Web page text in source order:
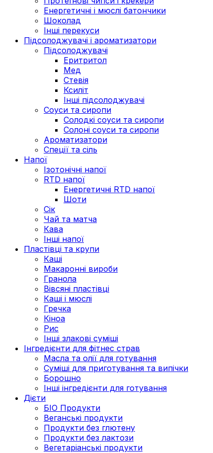
Енергетичні і мюслі батончики
Шоколад
Інші перекуси
Підсолоджувачі і ароматизатори
Підсолоджувачі
Еритритол
Мед
Стевія
Ксиліт
Інші підсолоджувачі
Соуси та сиропи
Солодкі соуси та сиропи
Солоні соуси та сиропи
Ароматизатори
Спеції та сіль
Напої
Ізотонічні напої
RTD напої
Енергетичні RTD напої
Шоти
Сік
Чай та матча
Кава
Інші напої
Пластівці та крупи
Каші
Макаронні вироби
Гранола
Вівсяні пластівці
Каші і мюслі
Гречка
Кіноа
Рис
Інші злакові суміші
Інгредієнти для фітнес страв
Масла та олії для готування
Суміші для приготування та випічки
Борошно
Інші інгредієнти для готування
Дієти
БІО Продукти
Веганські продукти
Продукти без глютену
Продукти без лактози
Вегетаріанські продукти